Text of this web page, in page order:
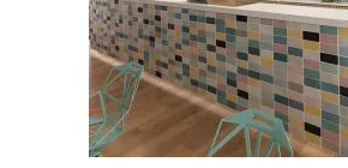
30x60(72)
30x60 LEAVES ANIMA(1)
30x60 Mosaic(2)
30x60 Pasta Blanca(1)